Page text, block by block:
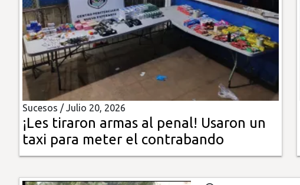
Deportes
Mundo
Insólitas
Multimedia
Impreso
Sucesos /Julio 20, 2026
¡Les tiraron armas al penal! Usaron un
taxi para meter el contrabando